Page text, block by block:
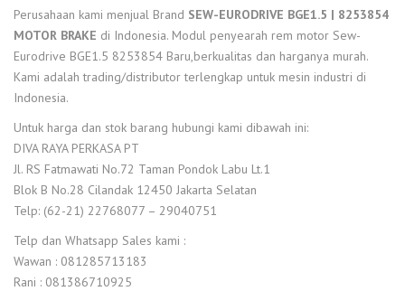
Perusahaan kami menjual Brand SEW-EURODRIVE BGE1.5 | 8253854
MOTOR BRAKE di Indonesia. Modul penyearah rem motor Sew-
Eurodrive BGE1.5 8253854 Baru,berkualitas dan harganya murah.
Kami adalah trading/distributor terlengkap untuk mesin industri di
Indonesia.
Untuk harga dan stok barang hubungi kami dibawah ini:
DIVA RAYA PERKASA PT
Jl. RS Fatmawati No.72 Taman Pondok Labu Lt.1
Blok B No.28 Cilandak 12450 Jakarta Selatan
Telp: (62-21) 22768077 – 29040751
Telp dan Whatsapp Sales kami :
Wawan : 081285713183
Rani : 081386710925